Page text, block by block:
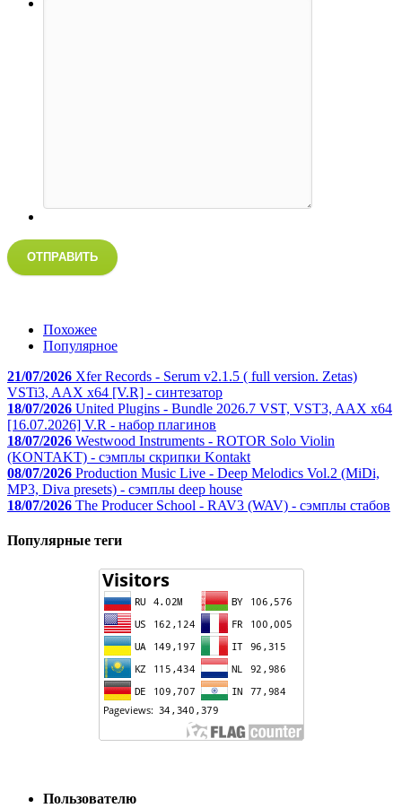
ОТПРАВИТЬ
Похожее
Популярное
21/07/2026 Xfer Records - Serum v2.1.5 ( full version. Zetas)
VSTi3, AAX x64 [V.R] - синтезатор
18/07/2026 United Plugins - Bundle 2026.7 VST, VST3, AAX x64
[16.07.2026] V.R - набор плагинов
18/07/2026 Westwood Instruments - ROTOR Solo Violin
(KONTAKT) - сэмплы скрипки Kontakt
08/07/2026 Production Music Live - Deep Melodics Vol.2 (MiDi,
MP3, Diva presets) - сэмплы deep house
18/07/2026 The Producer School - RAV3 (WAV) - сэмплы стабов
Популярные теги
Пользователю